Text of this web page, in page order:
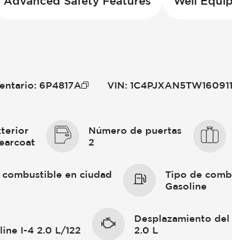
: 6P4817A VIN: 1C4PJXAN5TW160911
Número de puertas
2
combustible en ciudad
Tipo de
Gasoline
I-4 2.0 L/122
Desplazamiento
2.0 L